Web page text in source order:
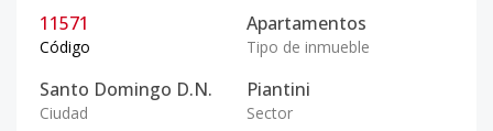
11571
Código
Apartamentos
Tipo de inmueble
Santo Domingo D.N.
Ciudad
Piantini
Sector